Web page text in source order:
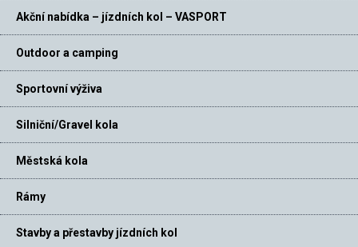
Akční nabídka – jízdních kol – VASPORT
Outdoor a camping
Sportovní výživa
Silniční/Gravel kola
Městská kola
Rámy
Stavby a přestavby jízdních kol